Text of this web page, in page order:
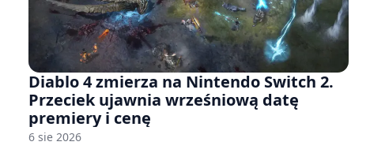
Diablo 4 zmierza na Nintendo Switch 2.
Przeciek ujawnia wrześniową datę
premiery i cenę
6 sie 2026